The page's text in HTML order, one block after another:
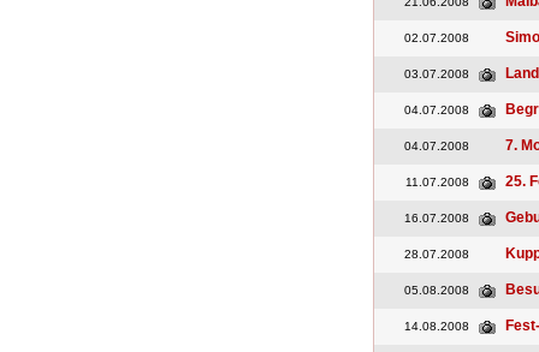
02.07.2008
03.07.2008
04.07.2008
04.07.2008 7.
11.07.2008 25.
16.07.2008
28.07.2008
05.08.2008
14.08.2008